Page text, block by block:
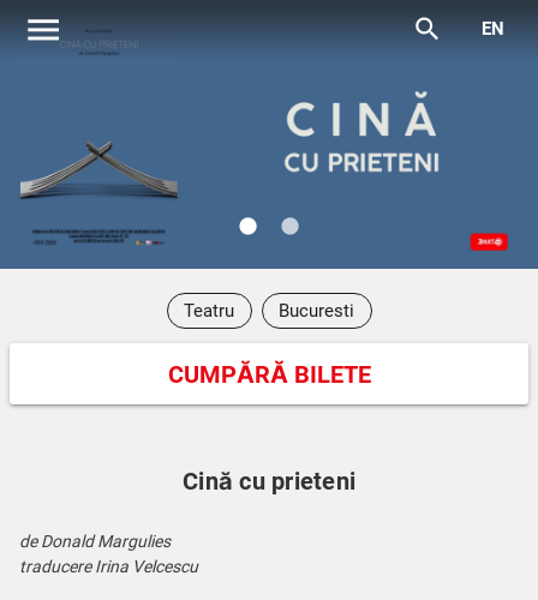
menu search EN
lens lens
Teatru Bucuresti
CUMPĂRĂ BILETE
Cină cu prieteni
de Donald Margulies
traducere Irina Velcescu